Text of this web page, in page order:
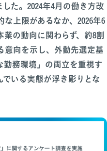
た。2024年4月の働き方改
上限があるなか、2026年6
の動向に関わらず、約8割
意向を示し、外勤先選定基
勤務環境」の両立を重視す
いる実態が浮き彫りとな